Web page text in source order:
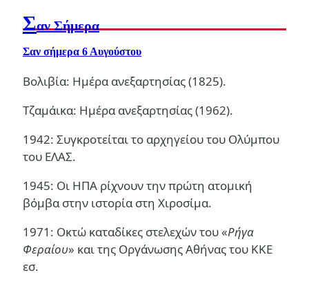
Σαν Σήμερα
Σαν σήμερα 6 Αυγούστου
Βολιβία: Ημέρα ανεξαρτησίας (1825).
Τζαμάικα: Ημέρα ανεξαρτησίας (1962).
1942: Συγκροτείται το αρχηγείου του Ολύμπου
του ΕΛΑΣ.
1945: Οι ΗΠΑ ρίχνουν την πρώτη ατομική
βόμβα στην ιστορία στη Χιροσίμα.
1971: Οκτώ καταδίκες στελεχών του «Ρήγα
Φεραίου» και της Οργάνωσης Αθήνας του ΚΚΕ
εσ.